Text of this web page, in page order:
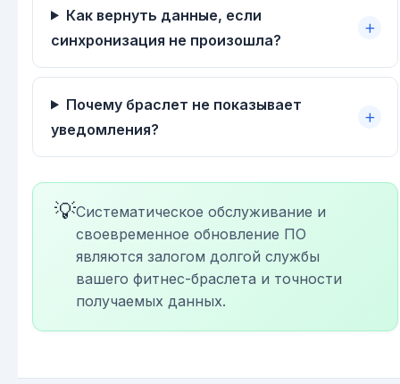
Как вернуть данные, если
синхронизация не произошла?
Почему браслет не показывает
уведомления?
💡Систематическое обслуживание и
своевременное обновление ПО
являются залогом долгой службы
вашего фитнес-браслета и точности
получаемых данных.